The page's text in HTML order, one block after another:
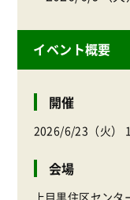
イベント概要
開催
2026/6/23（火）
会場